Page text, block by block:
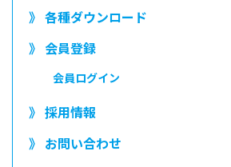
》 各種ダウンロード
》 会員登録
会員ログイン
》 採用情報
》 お問い合わせ